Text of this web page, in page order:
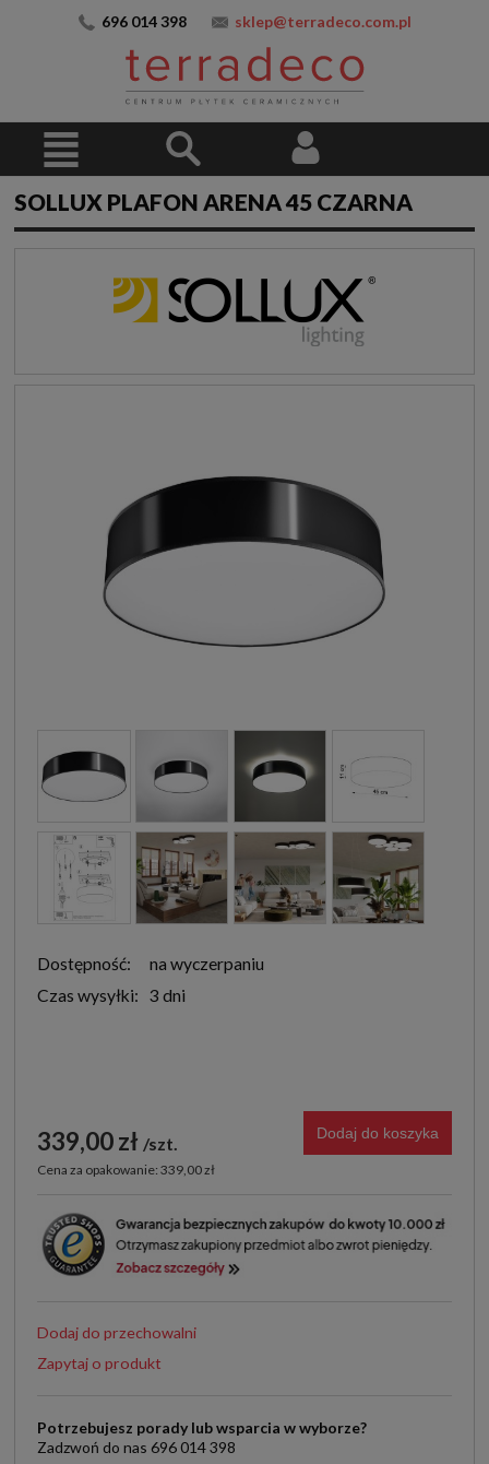
696 014 398 sklep@terradeco.com.pl
SOLLUX PLAFON ARENA 45 CZARNA
Dostępność:
na wyczerpaniu
Czas wysyłki: 3 dni
339,00 zł szt.
Cena za opakowanie: 339,00 zł
Dodaj do koszyka
Dodaj do przechowalni
Zapytaj o produkt
Potrzebujesz porady lub wsparcia w wyborze?
Zadzwoń do nas 696 014 398